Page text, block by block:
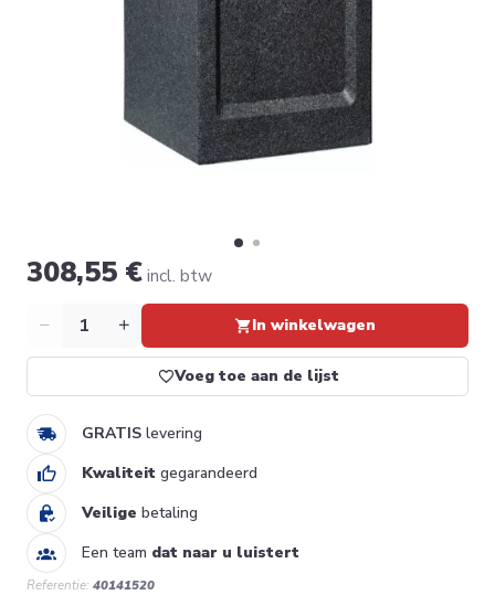
308,55 €incl. btw
Aantal In winkelwagen
Voeg toe aan de lijst
GRATIS levering
Kwaliteit gegarandeerd
Veilige betaling
Een team dat naar u luistert
Referentie: 40141520